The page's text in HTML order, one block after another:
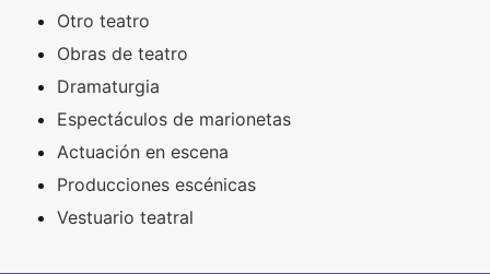
Otro teatro
Obras de teatro
Dramaturgia
Espectáculos de marionetas
Actuación en escena
Producciones escénicas
Vestuario teatral